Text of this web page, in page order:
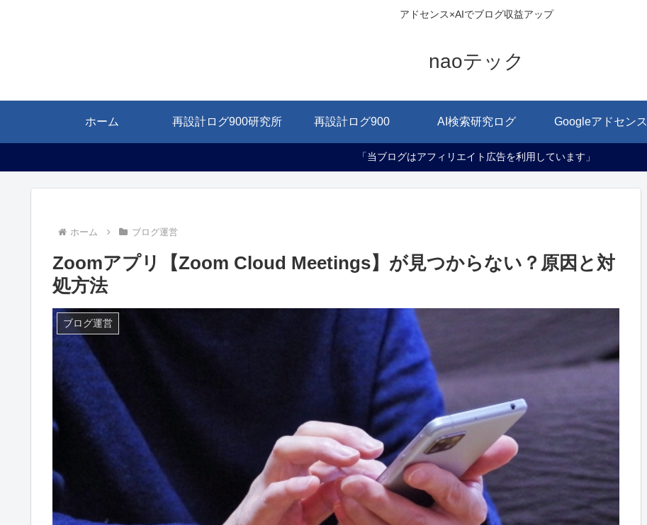
アドセンス×AIでブログ収益アップ
naoテック
ホーム 再設計ログ900研究所 再設計ログ900 AI検索研究ログ Googleアドセンス
「当ブログはアフィリエイト広告を利用しています」
ホーム ブログ運営
Zoomアプリ【Zoom Cloud Meetings】が見つからない？原因と対
処方法
ブログ運営